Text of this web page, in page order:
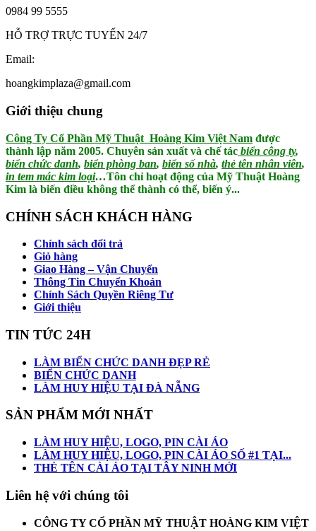
0984 99 5555
HỖ TRỢ TRỰC TUYẾN 24/7
Email:
hoangkimplaza@gmail.com
Giới thiệu chung
Công Ty Cổ Phần Mỹ Thuật Hoàng Kim Việt Nam được
thành lập năm 2005. Chuyên sản xuất và chế tác biển công ty,
biển chức danh, biển phòng ban, biển số nhà, thẻ tên nhân viên,
in tem mác kim loại…Tôn chỉ hoạt động của Mỹ Thuật Hoàng
Kim là biến điều không thể thành có thể, biến ý...
CHÍNH SÁCH KHÁCH HÀNG
Chính sách đổi trả
Giỏ hàng
Giao Hàng – Vận Chuyển
Thông Tin Chuyển Khoản
Chính Sách Quyền Riêng Tư
Giới thiệu
TIN TỨC 24H
LÀM BIỂN CHỨC DANH ĐẸP RẺ
BIỂN CHỨC DANH
LÀM HUY HIỆU TẠI ĐÀ NẴNG
SẢN PHẨM MỚI NHẤT
LÀM HUY HIỆU, LOGO, PIN CÀI ÁO
LÀM HUY HIỆU, LOGO, PIN CÀI ÁO SỐ #1 TẠI...
THẺ TÊN CÀI ÁO TẠI TÂY NINH MỚI
Liên hệ với chúng tôi
CÔNG TY CỔ PHẦN MỸ THUẬT HOÀNG KIM VIỆT